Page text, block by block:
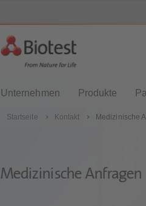
Medizinische Anfragen
Unternehmen Produkte
Startseite Kontakt Medizinische